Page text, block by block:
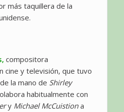
más taquillera de la
compositora
cine y televisión, que tuvo
la mano de Shirley
habitualmente con
y Michael McCuistiona